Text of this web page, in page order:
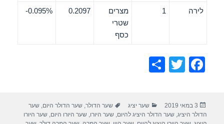
לירה 1
מצרים
שטרי
כסף
0.2097
0.095%-
F
e
T
er
e
פורסם
בתאריך
3 במאי 2019 קטגוריות
שער יציג תגיות
שער הדולר,שער הדולר היום,שער
הדולר היציג,שער הדולר היציג להיום,שער היורו,שער היורו היום,שער היורו